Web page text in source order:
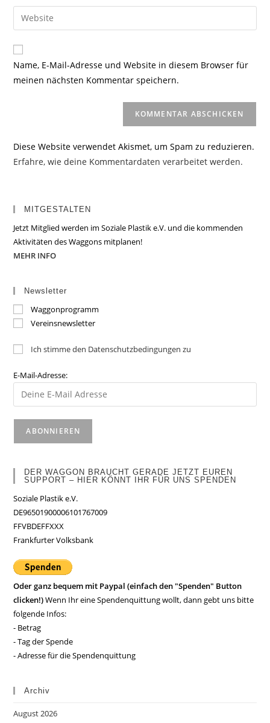
zum
Kommentieren
ein
E-
Mail-
zum
Kommentieren
ein
Gib
deine
Website-
URL
Name, E-Mail-Adresse und Website in diesem Browser für
meinen nächsten Kommentar speichern.
Diese Website verwendet Akismet, um Spam zu reduzieren.
Erfahre, wie deine Kommentardaten verarbeitet werden.
MITGESTALTEN
Jetzt Mitglied werden im Soziale Plastik e.V. und die kommenden
Aktivitäten des Waggons mitplanen!
MEHR INFO
Newsletter
Waggonprogramm
Vereinsnewsletter
Ich stimme den Datenschutzbedingungen zu
E-Mail-Adresse:
DER WAGGON BRAUCHT GERADE JETZT EUREN
SUPPORT – HIER KÖNNT IHR FÜR UNS SPENDEN
Soziale Plastik e.V.
DE96501900006101767009
FFVBDEFFXXX
Frankfurter Volksbank
Oder ganz bequem mit Paypal (einfach den "Spenden" Button
clicken!)Wenn Ihr eine Spendenquittung wollt, dann gebt uns bitte
folgende Infos:
- Betrag
- Tag der Spende
- Adresse für die Spendenquittung
Archiv
August 2026